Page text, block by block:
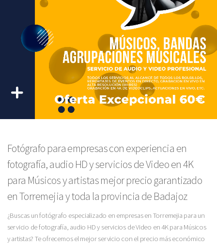
Fotógrafo para empresas con experiencia en
fotografía, audio HD y servicios de Video en 4K
para Músicos y artistas mejor precio garantizado
en Torremejia y toda la provincia de Badajoz
¿Buscas un fotógrafo especializado en empresas en Torremejia para un
servicio de fotografía, audio HD y servicios de Video en 4K para Músicos
y artistas? Te ofrecemos el mejor servicio con el precio más económico